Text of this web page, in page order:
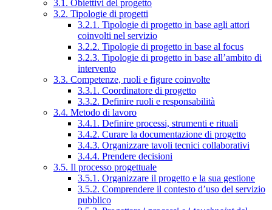
3.1. Obiettivi del progetto
3.2. Tipologie di progetti
3.2.1. Tipologie di progetto in base agli attori
coinvolti nel servizio
3.2.2. Tipologie di progetto in base al focus
3.2.3. Tipologie di progetto in base all’ambito di
intervento
3.3. Competenze, ruoli e figure coinvolte
3.3.1. Coordinatore di progetto
3.3.2. Definire ruoli e responsabilità
3.4. Metodo di lavoro
3.4.1. Definire processi, strumenti e rituali
3.4.2. Curare la documentazione di progetto
3.4.3. Organizzare tavoli tecnici collaborativi
3.4.4. Prendere decisioni
3.5. Il processo progettuale
3.5.1. Organizzare il progetto e la sua gestione
3.5.2. Comprendere il contesto d’uso del servizio
pubblico